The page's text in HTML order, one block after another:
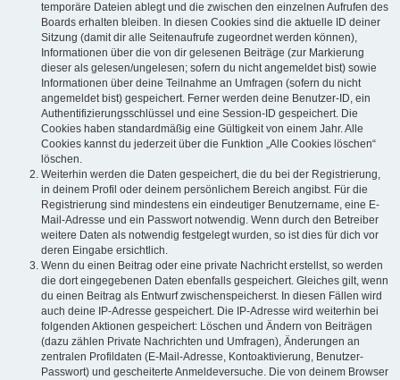
temporäre Dateien ablegt und die zwischen den einzelnen Aufrufen des
Boards erhalten bleiben. In diesen Cookies sind die aktuelle ID deiner
Sitzung (damit dir alle Seitenaufrufe zugeordnet werden können),
Informationen über die von dir gelesenen Beiträge (zur Markierung
dieser als gelesen/ungelesen; sofern du nicht angemeldet bist) sowie
Informationen über deine Teilnahme an Umfragen (sofern du nicht
angemeldet bist) gespeichert. Ferner werden deine Benutzer-ID, ein
Authentifizierungsschlüssel und eine Session-ID gespeichert. Die
Cookies haben standardmäßig eine Gültigkeit von einem Jahr. Alle
Cookies kannst du jederzeit über die Funktion „Alle Cookies löschen“
löschen.
Weiterhin werden die Daten gespeichert, die du bei der Registrierung,
in deinem Profil oder deinem persönlichem Bereich angibst. Für die
Registrierung sind mindestens ein eindeutiger Benutzername, eine E-
Mail-Adresse und ein Passwort notwendig. Wenn durch den Betreiber
weitere Daten als notwendig festgelegt wurden, so ist dies für dich vor
deren Eingabe ersichtlich.
Wenn du einen Beitrag oder eine private Nachricht erstellst, so werden
die dort eingegebenen Daten ebenfalls gespeichert. Gleiches gilt, wenn
du einen Beitrag als Entwurf zwischenspeicherst. In diesen Fällen wird
auch deine IP-Adresse gespeichert. Die IP-Adresse wird weiterhin bei
folgenden Aktionen gespeichert: Löschen und Ändern von Beiträgen
(dazu zählen Private Nachrichten und Umfragen), Änderungen an
zentralen Profildaten (E-Mail-Adresse, Kontoaktivierung, Benutzer-
Passwort) und gescheiterte Anmeldeversuche. Die von deinem Browser